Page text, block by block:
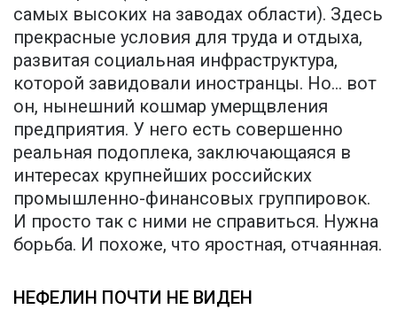
самых высоких на заводах области). Здесь
прекрасные условия для труда и отдыха,
развитая социальная инфраструктура,
которой завидовали иностранцы. Но... вот
он, нынешний кошмар умерщвления
предприятия. У него есть совершенно
реальная подоплека, заключающаяся в
интересах крупнейших российских
промышленно-финансовых группировок.
И просто так с ними не справиться. Нужна
борьба. И похоже, что яростная, отчаянная.
НЕФЕЛИН ПОЧТИ НЕ ВИДЕН